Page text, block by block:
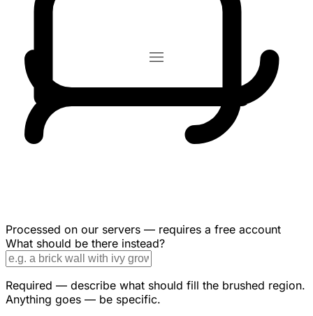
Processed on our servers — requires a free account
What should be there instead?
Required — describe what should fill the brushed region.
Anything goes — be specific.